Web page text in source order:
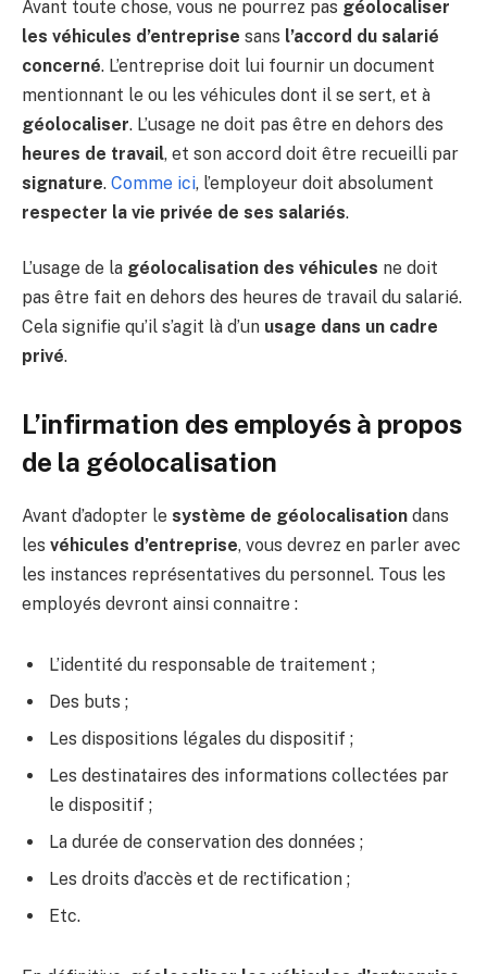
Avant toute chose, vous ne pourrez pas géolocaliser
les véhicules d’entreprise sans l’accord du salarié
concerné. L’entreprise doit lui fournir un document
mentionnant le ou les véhicules dont il se sert, et à
géolocaliser. L’usage ne doit pas être en dehors des
heures de travail, et son accord doit être recueilli par
signature. Comme ici, l’employeur doit absolument
respecter la vie privée de ses salariés.
L’usage de la géolocalisation des véhicules ne doit
pas être fait en dehors des heures de travail du salarié.
Cela signifie qu’il s’agit là d’un usage dans un cadre
privé.
L’infirmation des employés à propos
de la géolocalisation
Avant d’adopter le système de géolocalisation dans
les véhicules d’entreprise, vous devrez en parler avec
les instances représentatives du personnel. Tous les
employés devront ainsi connaitre :
L’identité du responsable de traitement ;
Des buts ;
Les dispositions légales du dispositif ;
Les destinataires des informations collectées par
le dispositif ;
La durée de conservation des données ;
Les droits d’accès et de rectification ;
Etc.